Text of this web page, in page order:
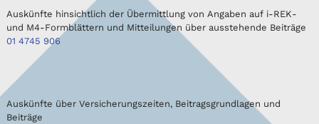
Auskünfte hinsichtlich der Übermittlung von Angaben auf i-REK-
und M4-Formblättern und Mitteilungen über ausstehende Beiträge
01 4745 906
Auskünfte über Versicherungszeiten, Beitragsgrundlagen und
Beiträge